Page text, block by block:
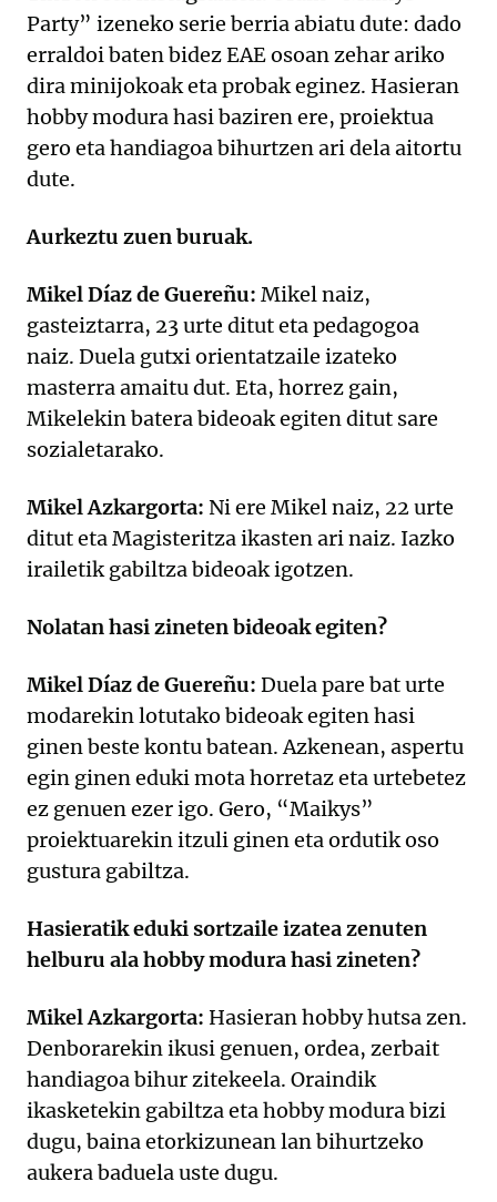
Party” izeneko serie berria abiatu dute: dado
erraldoi baten bidez EAE osoan zehar ariko
dira minijokoak eta probak eginez. Hasieran
hobby modura hasi baziren ere, proiektua
gero eta handiagoa bihurtzen ari dela aitortu
dute.
Aurkeztu zuen buruak.
Mikel Díaz de Guereñu: Mikel naiz,
gasteiztarra, 23 urte ditut eta pedagogoa
naiz. Duela gutxi orientatzaile izateko
masterra amaitu dut. Eta, horrez gain,
Mikelekin batera bideoak egiten ditut sare
sozialetarako.
Mikel Azkargorta: Ni ere Mikel naiz, 22 urte
ditut eta Magisteritza ikasten ari naiz. Iazko
irailetik gabiltza bideoak igotzen.
Nolatan hasi zineten bideoak egiten?
Mikel Díaz de Guereñu: Duela pare bat urte
modarekin lotutako bideoak egiten hasi
ginen beste kontu batean. Azkenean, aspertu
egin ginen eduki mota horretaz eta urtebetez
ez genuen ezer igo. Gero, “Maikys”
proiektuarekin itzuli ginen eta ordutik oso
gustura gabiltza.
Hasieratik eduki sortzaile izatea zenuten
helburu ala hobby modura hasi zineten?
Mikel Azkargorta: Hasieran hobby hutsa zen.
Denborarekin ikusi genuen, ordea, zerbait
handiagoa bihur zitekeela. Oraindik
ikasketekin gabiltza eta hobby modura bizi
dugu, baina etorkizunean lan bihurtzeko
aukera baduela uste dugu.